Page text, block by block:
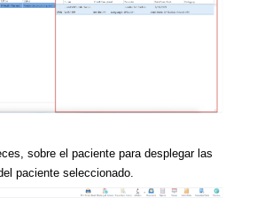
sobre el paciente para desplegar las
paciente seleccionado.